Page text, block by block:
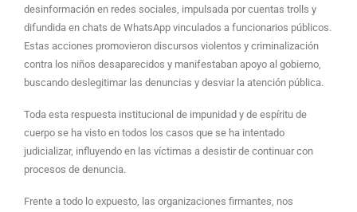
desinformación en redes sociales, impulsada por cuentas trolls y
difundida en chats de WhatsApp vinculados a funcionarios públicos.
Estas acciones promovieron discursos violentos y criminalización
contra los niños desaparecidos y manifestaban apoyo al gobierno,
buscando deslegitimar las denuncias y desviar la atención pública.
Toda esta respuesta institucional de impunidad y de espíritu de
cuerpo se ha visto en todos los casos que se ha intentado
judicializar, influyendo en las víctimas a desistir de continuar con
procesos de denuncia.
Frente a todo lo expuesto, las organizaciones firmantes, nos